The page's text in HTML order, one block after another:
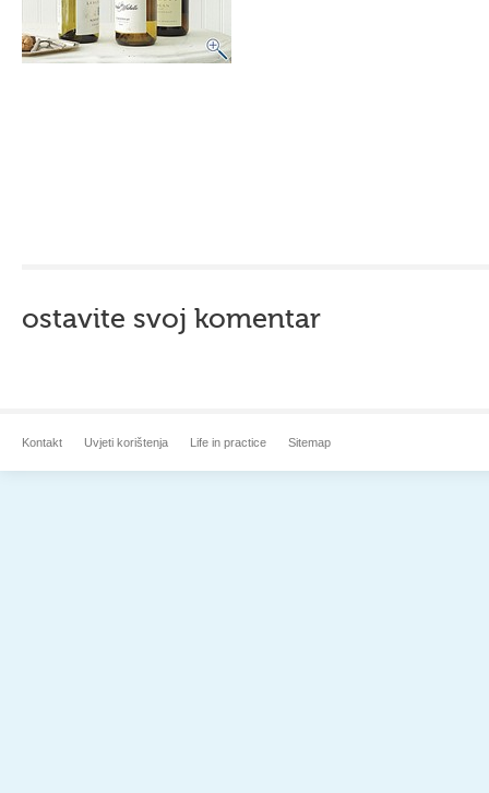
ostavite svoj komentar
Kontakt Uvjeti korištenja Life in practice Sitemap